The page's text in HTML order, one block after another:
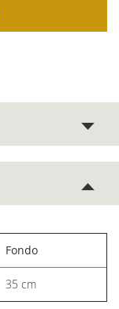
Fondo
35 cm